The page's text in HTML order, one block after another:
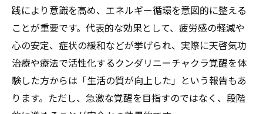
践により意識を高め、エネルギー循環を意図的に整える
ことが重要です。代表的な効果として、疲労感の軽減や
心の安定、症状の緩和などが挙げられ、実際に天啓気功
治療や療法で活性化するクンダリニーチャクラ覚醒を体
験した方からは「生活の質が向上した」という報告もあ
ります。ただし、急激な覚醒を目指すのではなく、段階